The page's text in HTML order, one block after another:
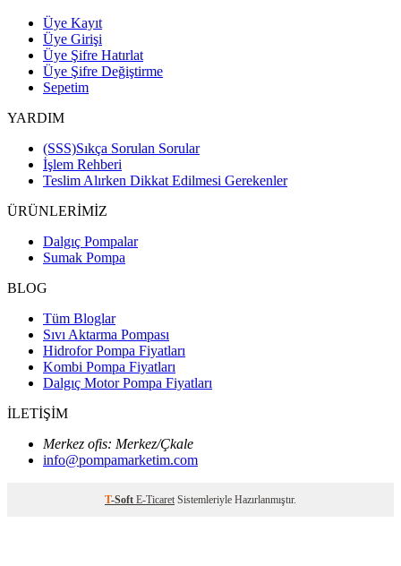
Üye Kayıt
Üye Girişi
Üye Şifre Hatırlat
Üye Şifre Değiştirme
Sepetim
YARDIM
(SSS)Sıkça Sorulan Sorular
İşlem Rehberi
Teslim Alırken Dikkat Edilmesi Gerekenler
ÜRÜNLERİMİZ
Dalgıç Pompalar
Sumak Pompa
BLOG
Tüm Bloglar
Sıvı Aktarma Pompası
Hidrofor Pompa Fiyatları
Kombi Pompa Fiyatları
Dalgıç Motor Pompa Fiyatları
İLETİŞİM
Merkez ofis: Merkez/Çkale
info@pompamarketim.com
T-Soft E-Ticaret Sistemleriyle Hazırlanmıştır.